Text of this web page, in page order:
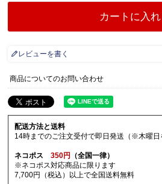
カートに入れ
レビューを書く
商品についてのお問い合わせ
配送方法と送料
14時までのご注文受付で即日発送（※木曜日
ネコポス350円
（全国一律）
※ネコポス対応商品に限ります
7,700円（税込）以上で全国送料無料